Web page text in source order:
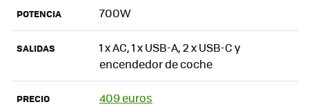
POTENCIA 700W
SALIDAS
1 x AC, 1 x USB-A, 2 x USB-C y
encendedor de coche
PRECIO 409 euros